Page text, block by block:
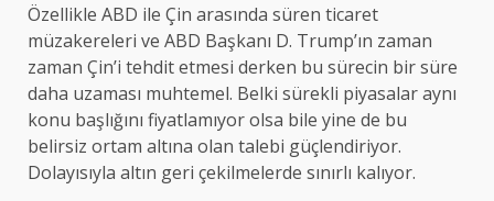
Özellikle ABD ile Çin arasında süren ticaret
müzakereleri ve ABD Başkanı D. Trump’ın zaman
zaman Çin’i tehdit etmesi derken bu sürecin bir süre
daha uzaması muhtemel. Belki sürekli piyasalar aynı
konu başlığını fiyatlamıyor olsa bile yine de bu
belirsiz ortam altına olan talebi güçlendiriyor.
Dolayısıyla altın geri çekilmelerde sınırlı kalıyor.